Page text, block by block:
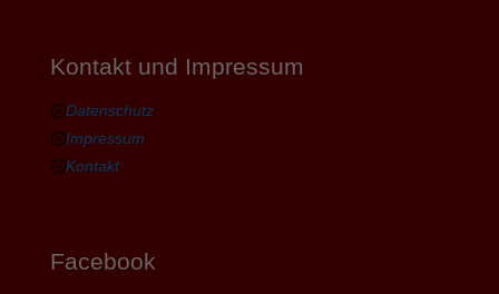
Kontakt und Impressum
Datenschutz
Impressum
Kontakt
Facebook